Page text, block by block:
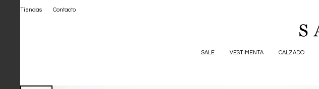
SALE VESTIMENTA CALZADO
Tiendas Contacto